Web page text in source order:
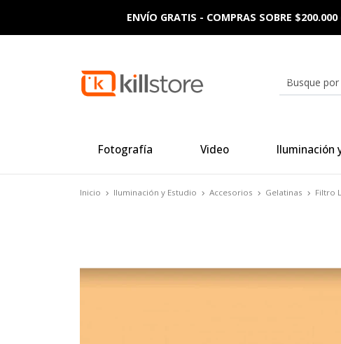
Fotografía Video Iluminación
ENVÍO GRATIS - COMPRAS SOBRE
Inicio Iluminación y Estudio Accesorios Gelatinas Filtro